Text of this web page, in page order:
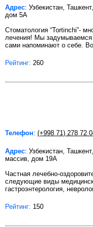
Адрес: Узбекистан,
дом 5А
Стоматология “Tortinchi”-
лечения! Мы задумываемся
сами напоминают о себе.
Рейтинг: 260
Телефон: (+998 71) 278 72
Адрес: Узбекистан,
массив, дом 19А
Частная лечебно-
следующие виды
гастроэнтерология,
Рейтинг: 150